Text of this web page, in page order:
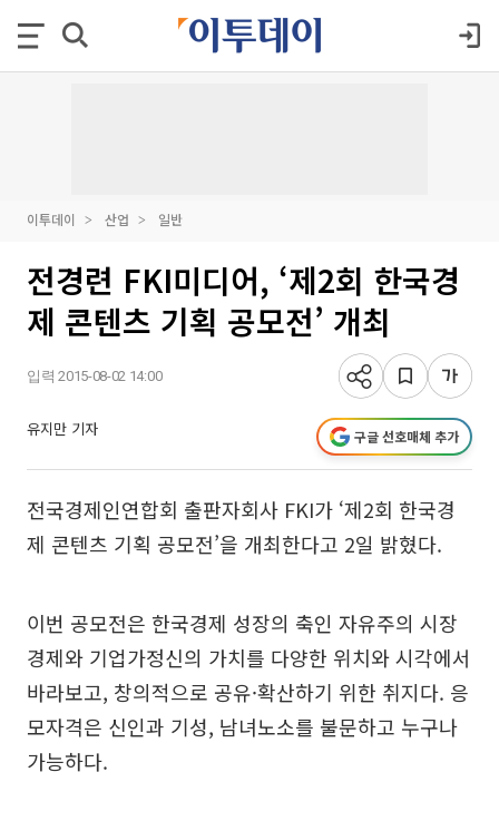
이투데이 산업 일반
전경련 FKI미디어, ‘제2회 한국경
제 콘텐츠 기획 공모전’ 개최
입력 2015-08-02 14:00
유지만 기자 구글 선호매체 추가
전국경제인연합회 출판자회사 FKI가 ‘제2회 한국경
제 콘텐츠 기획 공모전’을 개최한다고 2일 밝혔다.
이번 공모전은 한국경제 성장의 축인 자유주의 시장
경제와 기업가정신의 가치를 다양한 위치와 시각에서
바라보고, 창의적으로 공유·확산하기 위한 취지다. 응
모자격은 신인과 기성, 남녀노소를 불문하고 누구나
가능하다.